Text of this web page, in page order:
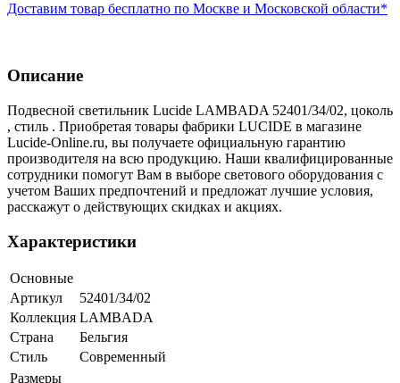
Доставим товар бесплатно по Москве и Московской области*
Описание
Подвесной светильник Lucide LAMBADA 52401/34/02, цоколь
, стиль . Приобретая товары фабрики LUCIDE в магазине
Lucide-Online.ru, вы получаете официальную гарантию
производителя на всю продукцию. Наши квалифицированные
сотрудники помогут Вам в выборе светового оборудования с
учетом Ваших предпочтений и предложат лучшие условия,
расскажут о действующих скидках и акциях.
Характеристики
Основные
Артикул
52401/34/02
Коллекция LAMBADA
Страна
Бельгия
Стиль
Современный
Размеры